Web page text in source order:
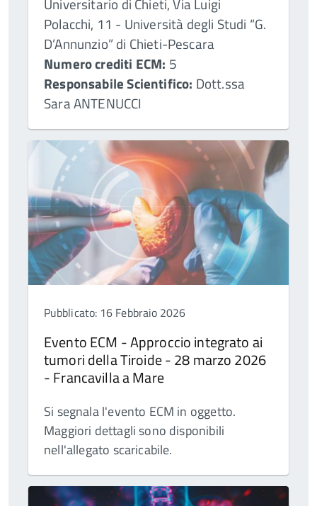
Polacchi, 11 - Università degli Studi “G.
D’Annunzio” di Chieti-Pescara
Numero crediti ECM: 5
Responsabile Scientifico: Dott.ssa
Sara ANTENUCCI
Pubblicato: 16 Febbraio 2026
Evento ECM - Approccio integrato ai
tumori della Tiroide - 28 marzo 2026
- Francavilla a Mare
Si segnala l'evento ECM in oggetto.
Maggiori dettagli sono disponibili
nell'allegato scaricabile.